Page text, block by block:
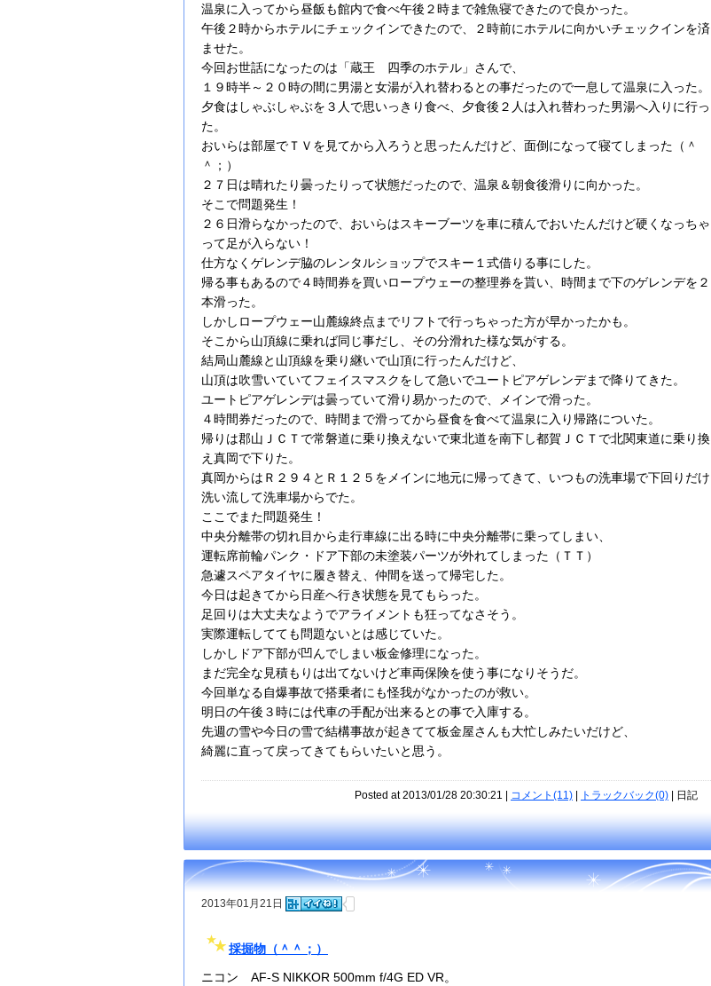
温泉に入ってから昼飯も館内で食べ午後２時まで雑魚寝できたので良かった。
午後２時からホテルにチェックインできたので、２時前にホテルに向かいチェックインを済
ませた。
今回お世話になったのは「蔵王 四季のホテル」さんで、
１９時半～２０時の間に男湯と女湯が入れ替わるとの事だったので一息して温泉に入った。
夕食はしゃぶしゃぶを３人で思いっきり食べ、夕食後２人は入れ替わった男湯へ入りに行っ
た。
おいらは部屋でＴＶを見てから入ろうと思ったんだけど、面倒になって寝てしまった（＾
＾；）
２７日は晴れたり曇ったりって状態だったので、温泉＆朝食後滑りに向かった。
そこで問題発生！
２６日滑らなかったので、おいらはスキーブーツを車に積んでおいたんだけど硬くなっちゃ
って足が入らない！
仕方なくゲレンデ脇のレンタルショップでスキー１式借りる事にした。
帰る事もあるので４時間券を買いロープウェーの整理券を貰い、時間まで下のゲレンデを２
本滑った。
しかしロープウェー山麓線終点までリフトで行っちゃった方が早かったかも。
そこから山頂線に乗れば同じ事だし、その分滑れた様な気がする。
結局山麓線と山頂線を乗り継いで山頂に行ったんだけど、
山頂は吹雪いていてフェイスマスクをして急いでユートピアゲレンデまで降りてきた。
ユートピアゲレンデは曇っていて滑り易かったので、メインで滑った。
４時間券だったので、時間まで滑ってから昼食を食べて温泉に入り帰路についた。
帰りは郡山ＪＣＴで常磐道に乗り換えないで東北道を南下し都賀ＪＣＴで北関東道に乗り換
え真岡で下りた。
真岡からはＲ２９４とＲ１２５をメインに地元に帰ってきて、いつもの洗車場で下回りだけ
洗い流して洗車場からでた。
ここでまた問題発生！
中央分離帯の切れ目から走行車線に出る時に中央分離帯に乗ってしまい、
運転席前輪パンク・ドア下部の未塗装パーツが外れてしまった（ＴＴ）
急遽スペアタイヤに履き替え、仲間を送って帰宅した。
今日は起きてから日産へ行き状態を見てもらった。
足回りは大丈夫なようでアライメントも狂ってなさそう。
実際運転してても問題ないとは感じていた。
しかしドア下部が凹んでしまい板金修理になった。
まだ完全な見積もりは出てないけど車両保険を使う事になりそうだ。
今回単なる自爆事故で搭乗者にも怪我がなかったのが救い。
明日の午後３時には代車の手配が出来るとの事で入庫する。
先週の雪や今日の雪で結構事故が起きてて板金屋さんも大忙しみたいだけど、
綺麗に直って戻ってきてもらいたいと思う。
Posted at 2013/01/28 20:30:21 | コメント(11) トラックバック(0) | 日記
2013年01月21日
採掘物（＾＾；）
ニコン AF-S NIKKOR 500mm f/4G ED VR。